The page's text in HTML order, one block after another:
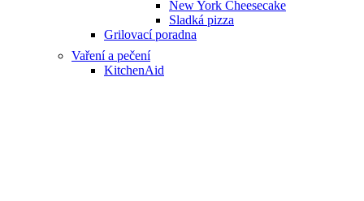
New York Cheesecake
Sladká pizza
Grilovací poradna
Vaření a pečení
KitchenAid